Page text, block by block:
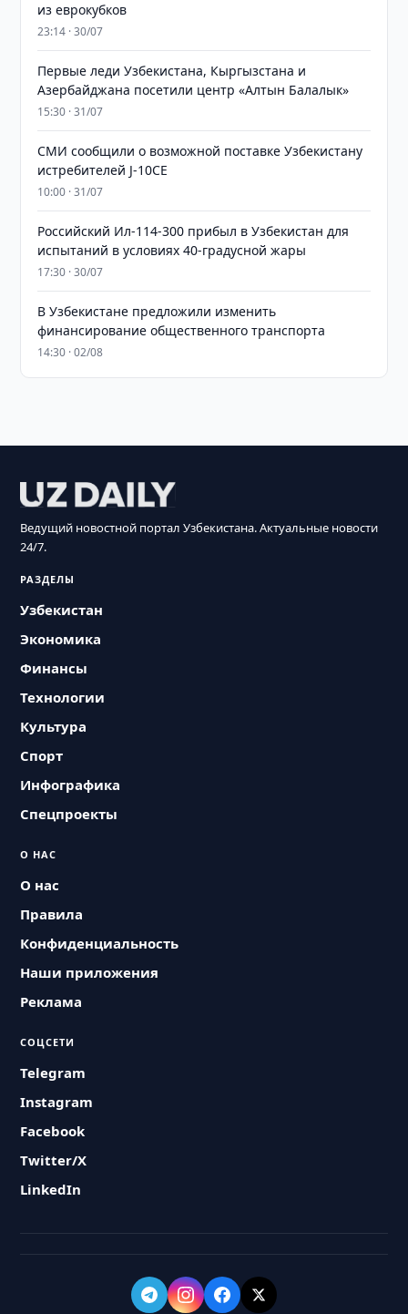
из еврокубков
23:14 · 30/07
Первые леди Узбекистана, Кыргызстана и
Азербайджана посетили центр «Алтын Балалык»
15:30 · 31/07
СМИ сообщили о возможной поставке Узбекистану
истребителей J-10CE
10:00 · 31/07
Российский Ил-114-300 прибыл в Узбекистан для
испытаний в условиях 40-градусной жары
17:30 · 30/07
В Узбекистане предложили изменить
финансирование общественного транспорта
14:30 · 02/08
Ведущий новостной портал Узбекистана. Актуальные новости
24/7.
РАЗДЕЛЫ
Узбекистан
Экономика
Финансы
Технологии
Культура
Спорт
Инфографика
Спецпроекты
О НАС
О нас
Правила
Конфиденциальность
Наши приложения
Реклама
СОЦСЕТИ
Telegram
Instagram
Facebook
Twitter/X
LinkedIn